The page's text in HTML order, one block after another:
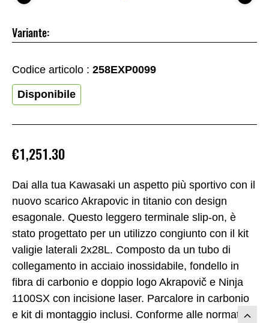
Dai alla tua Kawasaki un aspetto più sportivo con il
nuovo scarico Akrapovic in titanio con design
esagonale. Questo leggero terminale slip-on, è
stato progettato per un utilizzo congiunto con il kit
valigie laterali 2x28L. Composto da un tubo di
collegamento in acciaio inossidabile, fondello in
fibra di carbonio e doppio logo Akrapovič e Ninja
1100SX con incisione laser. Parcalore in carbonio
e kit di montaggio inclusi. Conforme alle normative
€1,251.30
Variante:
Codice articolo : 258EXP0099
Disponibile